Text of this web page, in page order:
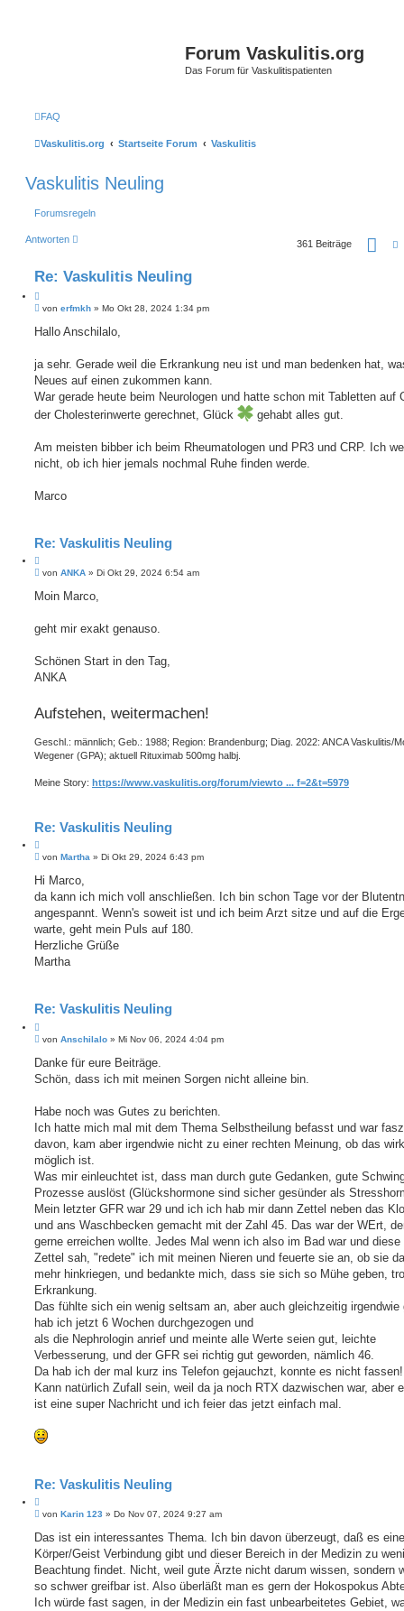
Forum Vaskulitis.org
Das Forum für Vaskulitispatienten
FAQ
Vaskulitis.org Startseite Forum Vaskulitis
Vaskulitis Neuling
Forumsregeln
Antworten 361 Beiträge
Re: Vaskulitis Neuling
i
e
n
B
i
a
von erfmkh » Mo Okt 28, 2024 1:34 pm
Hallo Anschilalo,
ja sehr. Gerade weil die Erkrankung neu ist und man bedenken hat,
Neues auf einen zukommen kann.
War gerade heute beim Neurologen und hatte schon mit Tabletten auf
der Cholesterinwerte gerechnet, Glück
gehabt alles gut.
Am meisten bibber ich beim Rheumatologen und PR3 und CRP. Ich
nicht, ob ich hier jemals nochmal Ruhe finden werde.
Marco
Re: Vaskulitis Neuling
i
e
B
i
a
g
von ANKA » Di Okt 29, 2024 6:54 am
Moin Marco,
geht mir exakt genauso.
Schönen Start in den Tag,
ANKA
Aufstehen, weitermachen!
Geschl.: männlich; Geb.: 1988; Region: Brandenburg; Diag. 2022: ANCA Vaskulitis/
Wegener (GPA); aktuell Rituximab 500mg halbj.
Meine Story: https://www.vaskulitis.org/forum/viewto ... f=2&t=5979
Re: Vaskulitis Neuling
i
e
e
n
B
i
r
a
von Martha » Di Okt 29, 2024 6:43 pm
Hi Marco,
da kann ich mich voll anschließen. Ich bin schon Tage vor der
angespannt. Wenn's soweit ist und ich beim Arzt sitze und auf die
warte, geht mein Puls auf 180.
Herzliche Grüße
Martha
Re: Vaskulitis Neuling
i
e
n
B
i
r
von Anschilalo » Mi Nov 06, 2024 4:04 pm
Danke für eure Beiträge.
Schön, dass ich mit meinen Sorgen nicht alleine bin.
Habe noch was Gutes zu berichten.
Ich hatte mich mal mit dem Thema Selbstheilung befasst und war
davon, kam aber irgendwie nicht zu einer rechten Meinung, ob das
möglich ist.
Was mir einleuchtet ist, dass man durch gute Gedanken, gute
Prozesse auslöst (Glückshormone sind sicher gesünder als
Mein letzter GFR war 29 und ich ich hab mir dann Zettel neben das
und ans Waschbecken gemacht mit der Zahl 45. Das war der WErt,
gerne erreichen wollte. Jedes Mal wenn ich also im Bad war und diese
Zettel sah, "redete" ich mit meinen Nieren und feuerte sie an, ob sie
mehr hinkriegen, und bedankte mich, dass sie sich so Mühe geben,
Erkrankung.
Das fühlte sich ein wenig seltsam an, aber auch gleichzeitig irgendwie
hab ich jetzt 6 Wochen durchgezogen und
als die Nephrologin anrief und meinte alle Werte seien gut, leichte
Verbesserung, und der GFR sei richtig gut geworden, nämlich 46.
Da hab ich der mal kurz ins Telefon gejauchzt, konnte es nicht fassen!
Kann natürlich Zufall sein, weil da ja noch RTX dazwischen war, aber
ist eine super Nachricht und ich feier das jetzt einfach mal.
Re: Vaskulitis Neuling
i
e
r
e
n
B
i
r
a
von Karin 123 » Do Nov 07, 2024 9:27 am
Das ist ein interessantes Thema. Ich bin davon überzeugt, daß es eine
Körper/Geist Verbindung gibt und dieser Bereich in der Medizin zu
Beachtung findet. Nicht, weil gute Ärzte nicht darum wissen, sondern
so schwer greifbar ist. Also überläßt man es gern der Hokospokus
Ich würde fast sagen, in der Medizin ein fast unbearbeitetes Gebiet,